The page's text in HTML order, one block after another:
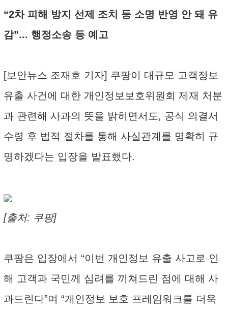
“2차 피해 방지 선제 조치 등 소명 반영 안 돼 유
감”... 행정소송 등 예고
[보안뉴스 조재호 기자] 쿠팡이 대규모 고객정보
유출 사건에 대한 개인정보보호위원회 제재 처분
과 관련해 사과의 뜻을 밝히면서도, 공식 의결서
수령 후 법적 절차를 통해 사실관계를 명확히 규
명하겠다는 입장을 발표했다.
[출처: 쿠팡]
쿠팡은 입장에서 “이번 개인정보 유출 사고로 인
해 고객과 국민께 심려를 끼쳐드린 점에 대해 사
과드린다”며 “개인정보 보호 프레임워크를 더욱